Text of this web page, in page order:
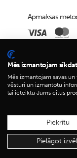
Apmaksas
Piegādes iespējas:
Mēs izmantojam
Mēs izmantojam savas
vēsturi un izmantotu
lai ieteiktu Jums citus
Piekrītu
Pielāgot